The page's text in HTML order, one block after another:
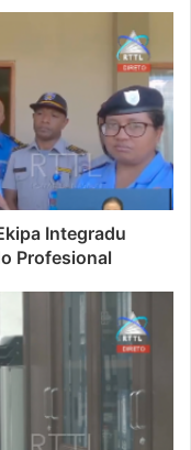
Integradu
Profesional